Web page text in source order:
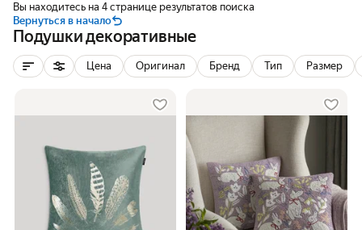
Вы находитесь на 4 странице результатов поиска
Вернуться в начало
Подушки декоративные
Цена Оригинал Бренд Тип Размер